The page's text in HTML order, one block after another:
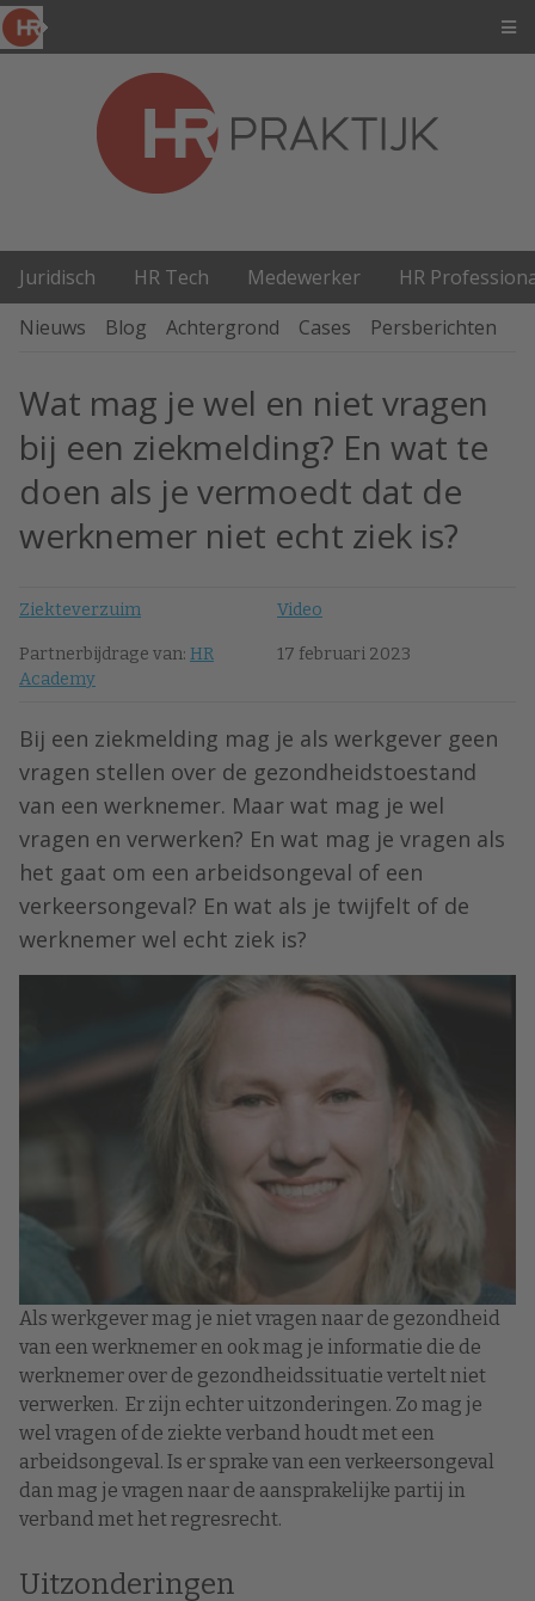
Juridisch HR Tech Medewerker
HR
Nieuws
Blog Achtergrond Cases Persberichten
Wat mag je wel en niet vragen
bij een ziekmelding? En wat te
doen als je vermoedt dat de
werknemer niet echt ziek is?
Ziekteverzuim Video
Partnerbijdrage van: HR
Academy
17 februari 2023
Bij een ziekmelding mag je als werkgever geen
vragen stellen over de gezondheidstoestand
van een werknemer. Maar wat mag je wel
vragen en verwerken? En wat mag je vragen als
het gaat om een arbeidsongeval of een
verkeersongeval? En wat als je twijfelt of de
werknemer wel echt ziek is?
Als werkgever mag je niet vragen naar de gezondheid
van een werknemer en ook mag je informatie die de
werknemer over de gezondheidssituatie vertelt niet
verwerken. Er zijn echter uitzonderingen. Zo mag je
wel vragen of de ziekte verband houdt met een
arbeidsongeval. Is er sprake van een verkeersongeval
dan mag je vragen naar de aansprakelijke partij in
verband met het regresrecht.
Uitzonderingen